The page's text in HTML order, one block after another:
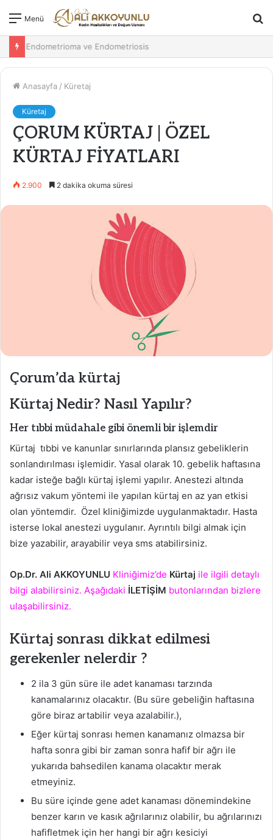
Menü
Endometrioma ve Endometriosis
Anasayfa / Küretaj
Küretaj
ÇORUM KÜRTAJ | ÖZEL
KÜRTAJ FİYATLARI
2.900 2 dakika okuma süresi
Çorum’da kürtaj
Kürtaj Nedir? Nasıl Yapılır?
Her tıbbi müdahale gibi önemli bir işlemdir
Kürtaj tıbbi ve kanunlar sınırlarında plansız gebeliklerin
sonlandırılması işlemidir. Yasal olarak 10. gebelik haftasına
kadar isteğe bağlı kürtaj işlemi yapılır. Anestezi altında
ağrısız vakum yöntemi ile yapılan kürtaj en az yan etkisi
olan yöntemdir. Özel kliniğimizde uygulanmaktadır. Hasta
isterse lokal anestezi uygulanır. Ayrıntılı bilgi almak için
bize yazabilir, arayabilir veya sms atabilirsiniz.
Op.Dr. Ali AKKOYUNLU Kliniğimiz’de Kürtaj ile ilgili detaylı
bilgi alabilirsiniz. Aşağıdaki İLETİŞİM butonlarından bizlere
ulaşabilirsiniz.
Kürtaj sonrası dikkat edilmesi
gerekenler nelerdir ?
2 ila 3 gün süre ile adet kanaması tarzında
kanamalarınız olacaktır. (Bu süre gebeliğin haftasına
göre biraz artabilir veya azalabilir.),
Eğer kürtaj sonrası hemen kanamanız olmazsa bir
hafta sonra gibi bir zaman sonra hafif bir ağrı ile
yukarıda bahsedilen kanama olacaktır merak
etmeyiniz.
Bu süre içinde gene adet kanaması dönemindekine
benzer karın ve kasık ağrılarınız olabilir, bu ağrılarınızı
hafifletmek için her hangi bir ağrı kesiciyi